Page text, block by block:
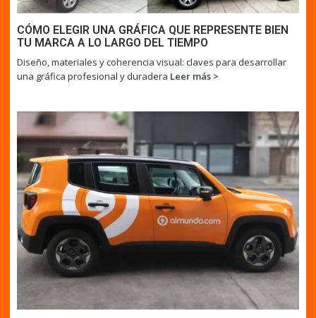
CÓMO ELEGIR UNA GRÁFICA QUE REPRESENTE BIEN
TU MARCA A LO LARGO DEL TIEMPO
Diseño, materiales y coherencia visual: claves para desarrollar
una gráfica profesional y duradera Leer más >